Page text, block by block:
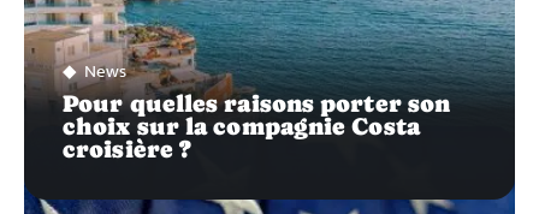
News
Pour quelles raisons porter son
choix sur la compagnie Costa
croisière ?